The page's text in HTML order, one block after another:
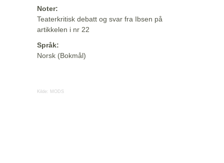
Noter:
Teaterkritisk debatt og svar fra Ibsen på
artikkelen i nr 22
Språk:
Norsk (Bokmål)
Kilde: MODS